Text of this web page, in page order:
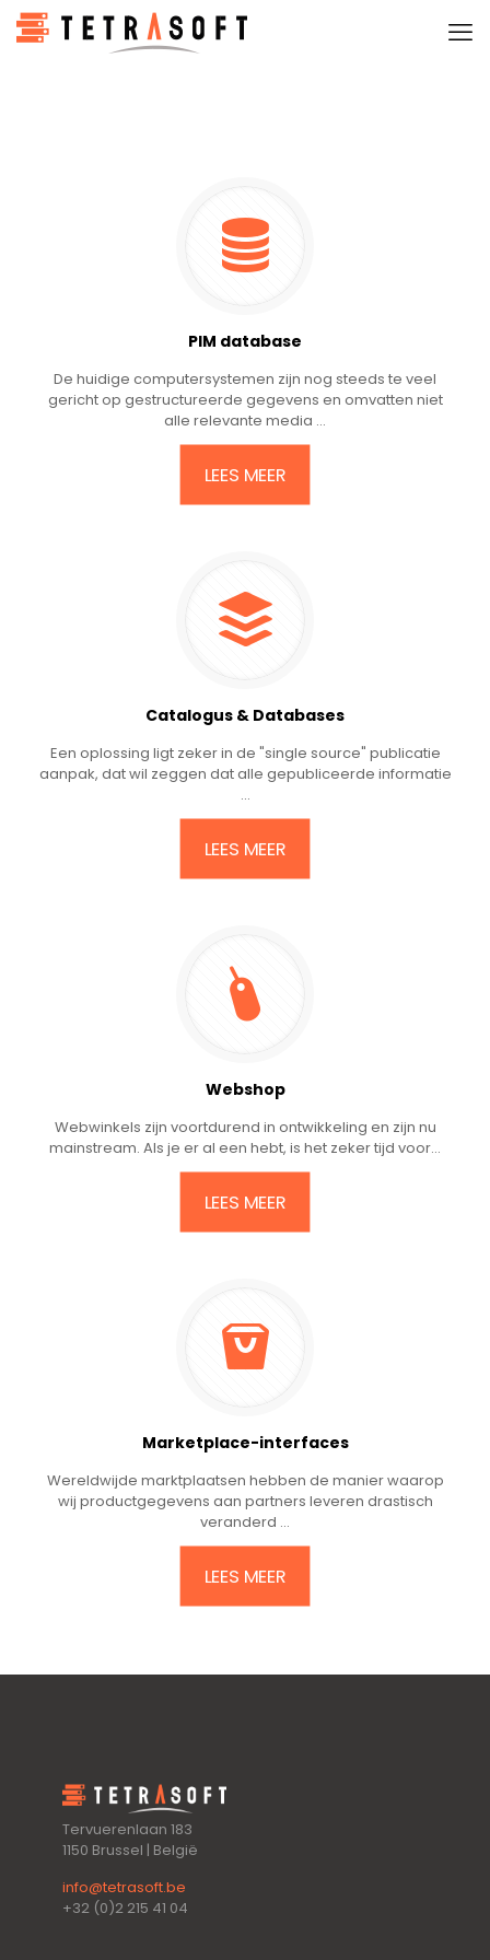
PIM database
De huidige computersystemen zijn nog steeds te veel
gericht op gestructureerde gegevens en omvatten niet
alle relevante media ...
LEES MEER
Catalogus & Databases
Een oplossing ligt zeker in de "single source" publicatie
aanpak, dat wil zeggen dat alle gepubliceerde informatie
...
LEES MEER
Webshop
Webwinkels zijn voortdurend in ontwikkeling en zijn nu
mainstream. Als je er al een hebt, is het zeker tijd voor...
LEES MEER
Marketplace-interfaces
Wereldwijde marktplaatsen hebben de manier waarop
wij productgegevens aan partners leveren drastisch
veranderd ...
LEES MEER
Tervuerenlaan 183
1150 Brussel | België
info@tetrasoft.be
+32 (0)2 215 41 04